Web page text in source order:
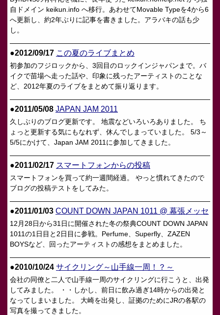
自ドメイン keikun.info へ移行。あわせてMovable Typeを4から6
へ更新し、約2年ぶりに記事を書きました。アラバキの話も少
し。
●2012/09/17 この夏のライブまとめ
初参加のフジロックから、3回目のロックインジャパンまで。バ
イクで苗場へ走った話や、印象に残ったアーティストのことな
ど、2012年夏のライブをまとめて振り返ります。
●2011/05/08 JAPAN JAM 2011
久しぶりのブログ更新です。 地震などいろいろありました。 ち
ょっと更新する気にもなれず、休んでしまっていました。 5/3～
5/5にかけて、Japan JAM 2011に参加してきました。
●2011/02/17 スマートフォンからの投稿
スマートフォンを買って約一週間経過。 やっと慣れてきたので
ブログの投稿テストをしてみた。
●2011/01/03 COUNT DOWN JAPAN 1011 @ 幕張メッセ
12月28日から31日に開催された冬の祭典COUNT DOWN JAPAN
1011の1日目と2日目に参戦。Perfume、Superfly、ZAZEN
BOYSなど、回ったアーティストの感想をまとめました。
●2010/10/24 サイクリング～山手線一周！？～
会社の同僚と二人で山手線一周のサイクリングに行こうと、出発
してみました。 ・・しかし、前日に飲み過ぎ14時からの出発と
なってしまいました。 大崎を出発し、証拠のためにJRの各駅の
写真を撮ってきました。